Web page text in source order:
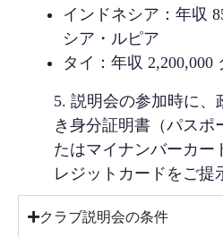
インドネシア：年収
シア・ルピア
タイ：年収 2,200,000
5. 説明会の参加時に、
き身分証明書（パスポ
たはマイナンバーカー
レジットカードをご提
クラブ説明会の条件